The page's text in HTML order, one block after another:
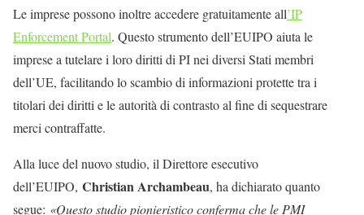
Le imprese possono inoltre accedere gratuitamente all’IP
Enforcement Portal. Questo strumento dell’EUIPO aiuta le
imprese a tutelare i loro diritti di PI nei diversi Stati membri
dell’UE, facilitando lo scambio di informazioni protette tra i
titolari dei diritti e le autorità di contrasto al fine di sequestrare
merci contraffatte.
Alla luce del nuovo studio, il Direttore esecutivo
dell’EUIPO, Christian Archambeau, ha dichiarato quanto
segue: «Questo studio pionieristico conferma che le PMI